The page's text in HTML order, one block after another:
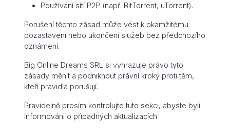
Používání sítí P2P (např. BitTorrent, uTorrent).
Porušení těchto zásad může vést k okamžitému
pozastavení nebo ukončení služeb bez předchozího
oznámení.
Big Online Dreams SRL si vyhrazuje právo tyto
zásady měnit a podniknout právní kroky proti těm,
kteří pravidla porušují.
Pravidelně prosím kontrolujte tuto sekci, abyste byli
informováni o případných aktualizacích